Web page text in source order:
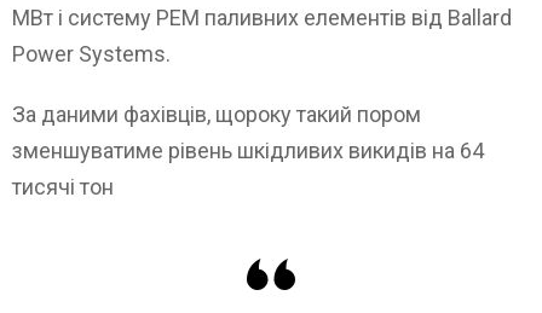
МВт і систему PEM паливних елементів від Ballard
Power Systems.
За даними фахівців, щороку такий пором
зменшуватиме рівень шкідливих викидів на 64
тисячі тон